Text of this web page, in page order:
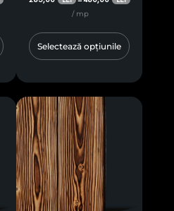
/ mp
Selectează opțiunile